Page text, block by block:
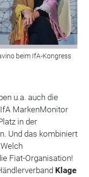
beim IfA-Kongress
u.a. auch die
MarkenMonitor
in der
Und das kombiniert
Fiat-Organisation!
Klage